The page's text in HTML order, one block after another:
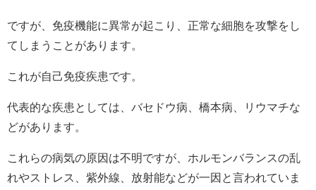
ですが、免疫機能に異常が起こり、正常な細胞を攻撃をし
てしまうことがあります。
これが自己免疫疾患です。
代表的な疾患としては、バセドウ病、橋本病、リウマチな
どがあります。
これらの病気の原因は不明ですが、ホルモンバランスの乱
れやストレス、紫外線、放射能などが一因と言われていま